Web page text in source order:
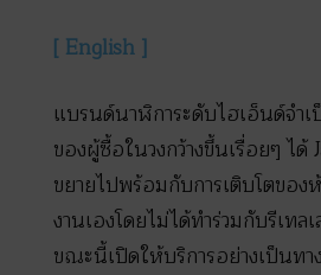
[ English ]
แบรนด์นาฬิการะดับไฮเอ็นด์จำ
ของผู้ซื้อในวงกว้างขึ้นเรื่อยๆ ไ
ขยายไปพร้อมกับการเติบโตขอ
งานเองโดยไม่ได้ทำร่วมกับรีเ
ขณะนี้เปิดให้บริการอย่างเป็นท